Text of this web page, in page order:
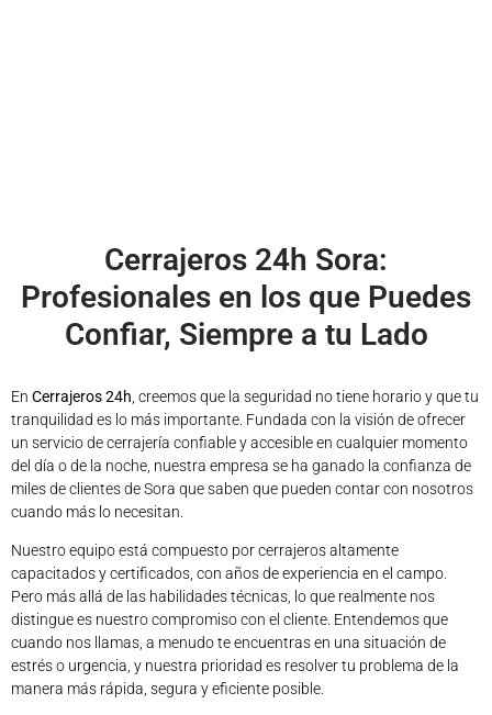
Cerrajeros 24h Sora:
Profesionales en los que Puedes
Confiar, Siempre a tu Lado
En Cerrajeros 24h , creemos que la seguridad no tiene horario y que tu
tranquilidad es lo más importante. Fundada con la visión de ofrecer
un servicio de cerrajería confiable y accesible en cualquier momento
del día o de la noche, nuestra empresa se ha ganado la confianza de
miles de clientes de Sora que saben que pueden contar con nosotros
cuando más lo necesitan.
Nuestro equipo está compuesto por cerrajeros altamente
capacitados y certificados, con años de experiencia en el campo.
Pero más allá de las habilidades técnicas, lo que realmente nos
distingue es nuestro compromiso con el cliente. Entendemos que
cuando nos llamas, a menudo te encuentras en una situación de
estrés o urgencia, y nuestra prioridad es resolver tu problema de la
manera más rápida, segura y eficiente posible.